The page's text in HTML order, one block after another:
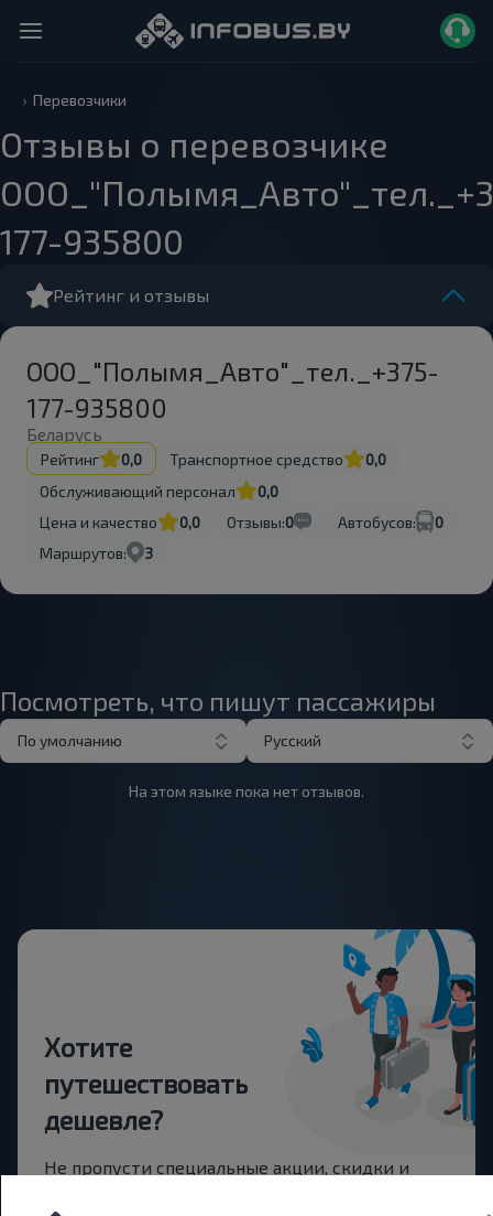
Перевозчики
Отзывы о перевозчике
177-935800
Рейтинг и отзывы
ООО_"Полымя_Авто"_тел._+375-
177-935800
Беларусь
Рейтинг 0,0 Транспортное средство
0,0
Обслуживающий персонал
0,0
Цена и качество
0,0 Отзывы:0 Автобусов:
0
Маршрутов:
3
Посмотреть, что пишут пассажиры
По умолчанию Русский
На этом языке пока нет отзывов.
Хотите
путешествовать
дешевле?
Не пропусти специальные акции, скидки и